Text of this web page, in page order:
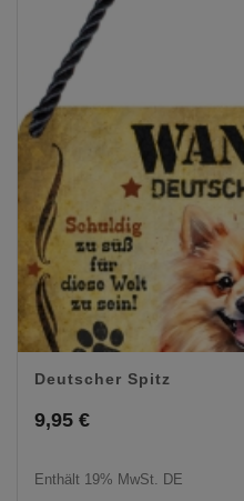
Deutscher Spitz
9,95 €
Enthält 19% MwSt. DE